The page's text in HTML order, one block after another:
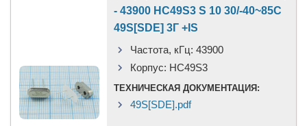
- 43900 HC49S3 S 10 30/-40~85C
49S[SDE] 3Г +IS
Частота, кГц: 43900
Корпус: HC49S3
ТЕХНИЧЕСКАЯ ДОКУМЕНТАЦИЯ:
49S[SDE].pdf